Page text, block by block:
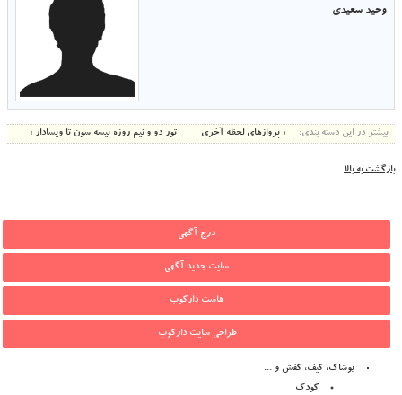
وحید سعیدی
بیشتر در این دسته بندی: « پروازهای لحظه آخری تور دو و نیم روزه پیسه سون تا ویسادار »
بازگشت به بالا
درج آگهی
سایت جدید آگهی
هاست دارکوب
طراحی سایت دارکوب
پوشاک، کیف، کفش و ...
کودک